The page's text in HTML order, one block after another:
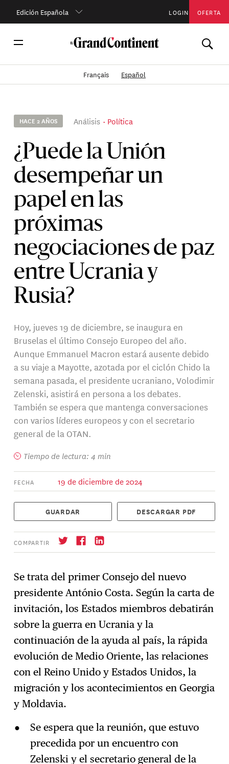
Edición Española LOGIN OFERTA
Français Español
HACE 2 AÑOS Análisis Política
¿Puede la Unión
desempeñar un
papel en las
próximas
negociaciones de paz
entre Ucrania y
Rusia?
Hoy, jueves 19 de diciembre, se inaugura en
Bruselas el último Consejo Europeo del año.
Aunque Emmanuel Macron estará ausente debido
a su viaje a Mayotte, azotada por el ciclón Chido la
semana pasada, el presidente ucraniano, Volodimir
Zelenski, asistirá en persona a los debates.
También se espera que mantenga conversaciones
con varios líderes europeos y con el secretario
general de la OTAN.
Tiempo de lectura: 4 min
FECHA 19 de diciembre de 2024
GUARDAR DESCARGAR PDF
COMPARTIR
→ Suscríbase
Se trata del primer Consejo del nuevo
presidente António Costa. Según la carta de
invitación, los Estados miembros debatirán
sobre la guerra en Ucrania y la
continuación de la ayuda al país, la rápida
evolución de Medio Oriente, las relaciones
con el Reino Unido y Estados Unidos, la
migración y los acontecimientos en Georgia
y Moldavia.
Se espera que la reunión, que estuvo
precedida por un encuentro con
Zelenski y el secretario general de la